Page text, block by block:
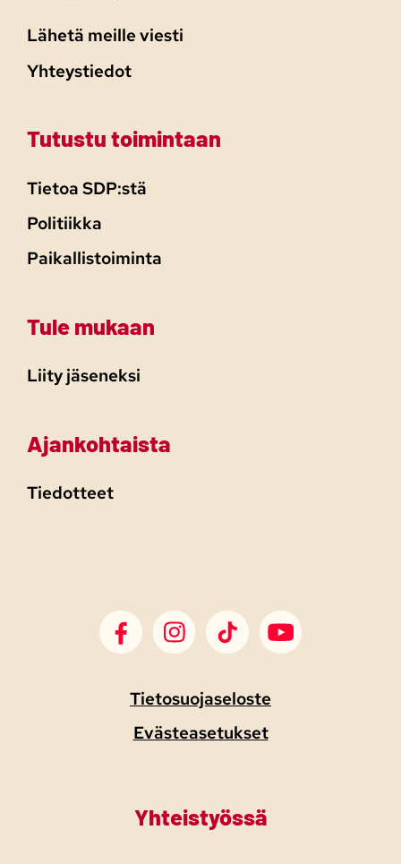
Lähetä meille viesti
Yhteystiedot
Tutustu toimintaan
Tietoa SDP:stä
Politiikka
Paikallistoiminta
Tule mukaan
Liity jäseneksi
Ajankohtaista
Tiedotteet
SDP Facebook
SDP Instagram
SDP TikTokSDP Youtube
Tietosuojaseloste
Evästeasetukset
Yhteistyössä